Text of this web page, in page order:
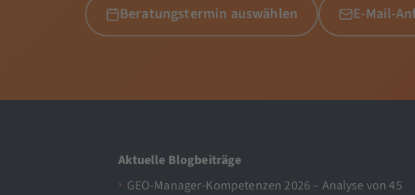
Beratungstermin auswählen E-Mail-
Aktuelle Blogbeiträge
GEO-Manager-Kompetenzen 2026 – Analyse von 45